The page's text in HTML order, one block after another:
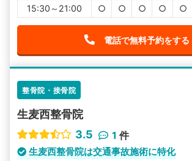
15:30～21:00
○ ○ ○ ○ ○
電話で無料予約をする
整骨院・接骨院
生麦西整骨院
3.5
1 件
生麦西整骨院は交通事故施術に特化